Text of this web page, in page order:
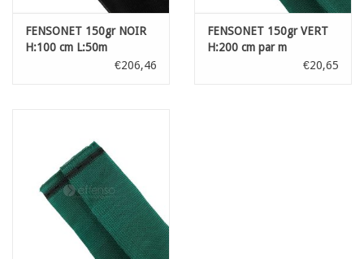
FENSONET 150gr NOIR
H:100 cm L:50m
€206,46
FENSONET 150gr VERT
H:200 cm par m
€20,65